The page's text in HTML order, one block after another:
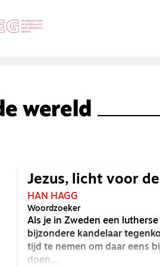
wereld
Jezus, licht voor
HAN HAGG
Woordzoeker
Als je in Zweden een
bijzondere kandelaar
tijd te nemen om daar eens
doen…